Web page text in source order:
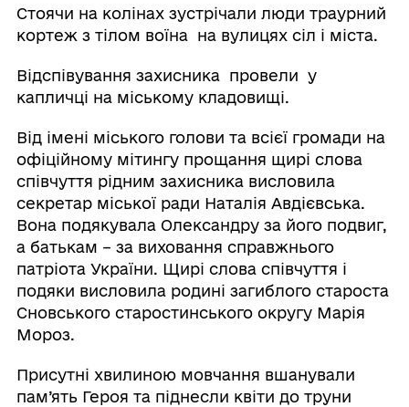
Стоячи на колінах зустрічали люди траурний
кортеж з тілом воїна на вулицях сіл і міста.
Відспівування захисника провели у
капличці на міському кладовищі.
Від імені міського голови та всієї громади на
офіційному мітингу прощання щирі слова
співчуття рідним захисника висловила
секретар міської ради Наталія Авдієвська.
Вона подякувала Олександру за його подвиг,
а батькам – за виховання справжнього
патріота України. Щирі слова співчуття і
подяки висловила родині загиблого староста
Сновського старостинського округу Марія
Мороз.
Присутні хвилиною мовчання вшанували
пам’ять Героя та піднесли квіти до труни